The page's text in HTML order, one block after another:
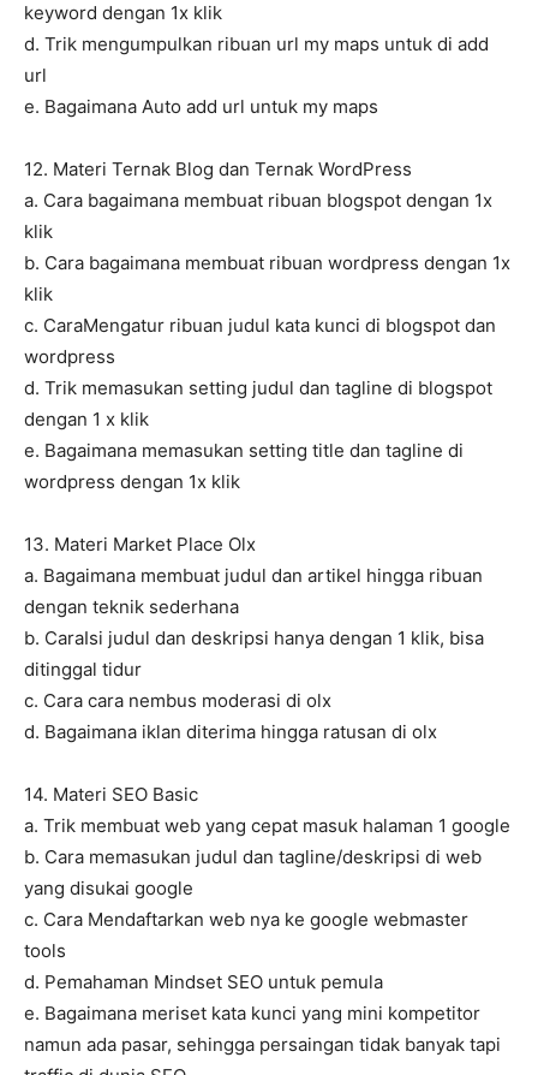
keyword dengan 1x klik
d. Trik mengumpulkan ribuan url my maps untuk di add
url
e. Bagaimana Auto add url untuk my maps
12. Materi Ternak Blog dan Ternak WordPress
a. Cara bagaimana membuat ribuan blogspot dengan 1x
klik
b. Cara bagaimana membuat ribuan wordpress dengan 1x
klik
c. CaraMengatur ribuan judul kata kunci di blogspot dan
wordpress
d. Trik memasukan setting judul dan tagline di blogspot
dengan 1 x klik
e. Bagaimana memasukan setting title dan tagline di
wordpress dengan 1x klik
13. Materi Market Place Olx
a. Bagaimana membuat judul dan artikel hingga ribuan
dengan teknik sederhana
b. CaraIsi judul dan deskripsi hanya dengan 1 klik, bisa
ditinggal tidur
c. Cara cara nembus moderasi di olx
d. Bagaimana iklan diterima hingga ratusan di olx
14. Materi SEO Basic
a. Trik membuat web yang cepat masuk halaman 1 google
b. Cara memasukan judul dan tagline/deskripsi di web
yang disukai google
c. Cara Mendaftarkan web nya ke google webmaster
tools
d. Pemahaman Mindset SEO untuk pemula
e. Bagaimana meriset kata kunci yang mini kompetitor
namun ada pasar, sehingga persaingan tidak banyak tapi